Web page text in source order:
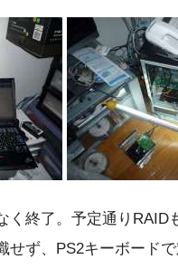
終了。予定通りRAID
せず、PS2キーボード